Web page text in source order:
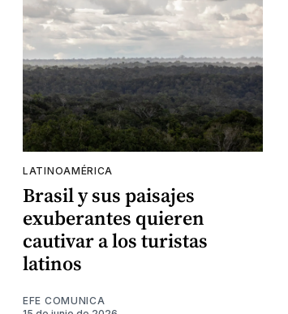
LATINOAMÉRICA
Brasil y sus paisajes
exuberantes quieren
cautivar a los turistas
latinos
EFE COMUNICA